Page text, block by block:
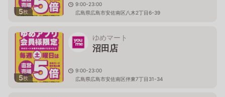
5枚
9:00-23:00
広島県広島市安佐南区八木2丁目6-39
5枚
ゆめマート
沼田店
9:00-23:00
広島県広島市安佐南区伴東7丁目31-34